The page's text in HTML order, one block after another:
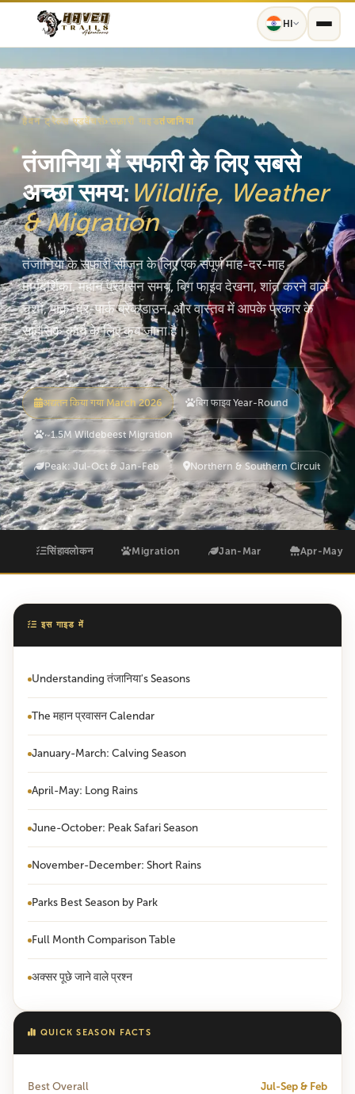
HI
हेवन ट्रेल्स एडवेंचर्स›सफ़ारी गाइडतंजानिया
तंजानिया में सफारी के लिए सबसे
अच्छा समय: Wildlife, Weather
& Migration
तंजानिया के सफ़ारी सीज़न के लिए एक संपूर्ण माह-दर-माह
मार्गदर्शिका. महान प्रवासन समय, बिग फाइव देखना, शांत करने वाले
चश्मे, पार्क-दर-पार्क ब्रेकडाउन, और वास्तव में आपके प्रकार के
साहसिक कार्य के लिए कब जाना है।
अद्यतन किया गया March 2026 बिग फाइव Year-Round
~1.5M Wildebeest Migration
Peak: Jul-Oct & Jan-Feb Northern & Southern Circuit
सिंहावलोकन Migration Jan-Mar Apr-May
इस गाइड में
Understanding तंजानिया's Seasons
The महान प्रवासन Calendar
January-March: Calving Season
April-May: Long Rains
June-October: Peak Safari Season
November-December: Short Rains
Parks Best Season by Park
Full Month Comparison Table
अक्सर पूछे जाने वाले प्रश्न
QUICK SEASON FACTS
Best Overall Jul-Sep & Feb